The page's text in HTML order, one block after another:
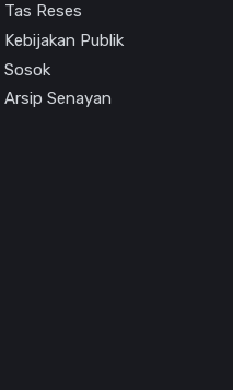
Tas Reses
Kebijakan Publik
Sosok
Arsip Senayan